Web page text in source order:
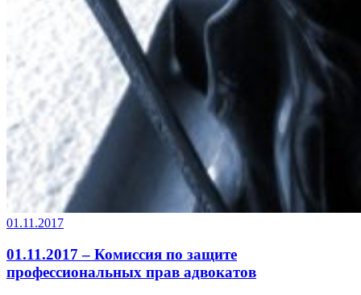
01.11.2017
01.11.2017 – Комиссия по защите
профессиональных прав адвокатов